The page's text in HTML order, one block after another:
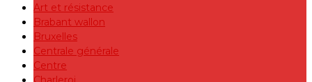
Art et résistance
Brabant wallon
Bruxelles
Centrale générale
Centre